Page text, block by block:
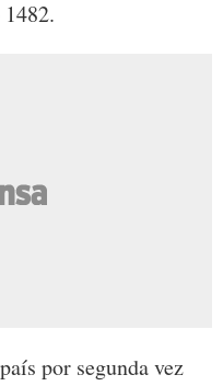
por segunda vez